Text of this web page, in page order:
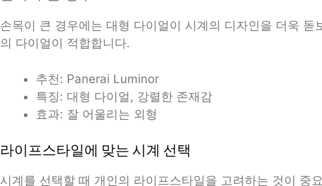
손목이 큰 경우에는 대형 다이얼이 시계의 디자인을 더욱
의 다이얼이 적합합니다.
추천: Panerai Luminor
특징: 대형 다이얼, 강렬한 존재감
효과: 잘 어울리는 외형
라이프스타일에 맞는 시계 선택
시계를 선택할 때 개인의 라이프스타일을 고려하는 것이 중